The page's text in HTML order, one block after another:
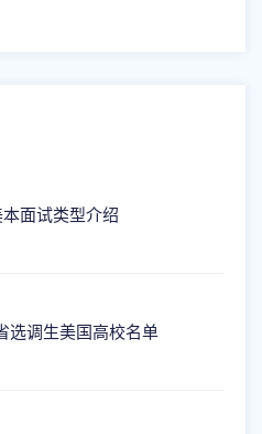
面试类型介绍
选调生美国高校名单